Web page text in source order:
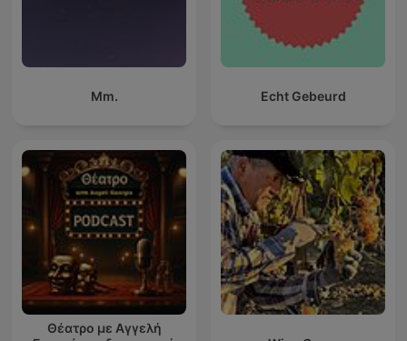
Mm. Echt Gebeurd
Θέατρο με Αγγελή